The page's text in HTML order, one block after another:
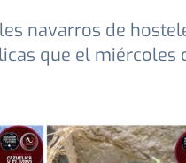
navarros de
que el miércoles